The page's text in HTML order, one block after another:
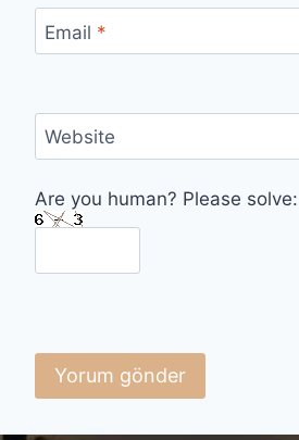
Email *
Website
Are you human? Please solve: